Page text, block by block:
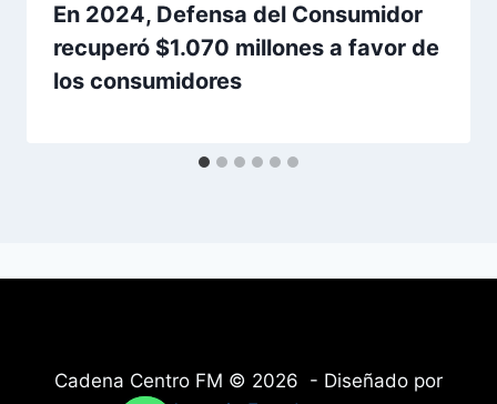
En 2024, Defensa del Consumidor
recuperó $1.070 millones a favor de
los consumidores
Cadena Centro FM © 2026 - Diseñado por